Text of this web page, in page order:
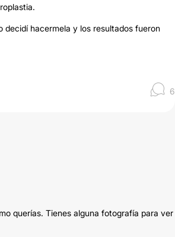
decidí hacermela y los resultados fueron
6
querías. Tienes alguna fotografía para ver